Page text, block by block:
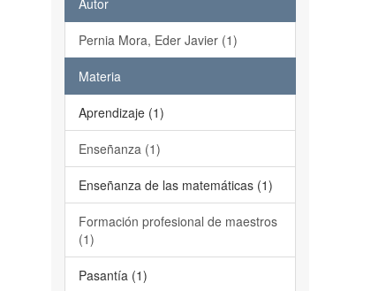
Autor
Pernia Mora, Eder Javier (1)
Materia
Aprendizaje (1)
Enseñanza (1)
Enseñanza de las matemáticas (1)
Formación profesional de maestros
(1)
Pasantía (1)